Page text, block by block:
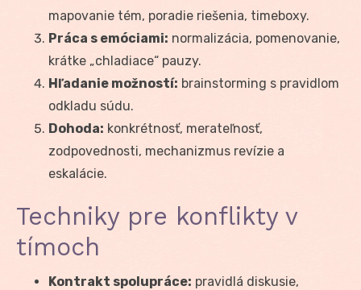
mapovanie tém, poradie riešenia, timeboxy.
Práca s emóciami: normalizácia, pomenovanie,
krátke „chladiace“ pauzy.
Hľadanie možností: brainstorming s pravidlom
odkladu súdu.
Dohoda: konkrétnosť, merateľnosť,
zodpovednosti, mechanizmus revízie a
eskalácie.
Techniky pre konflikty v
tímoch
Kontrakt spolupráce: pravidlá diskusie,